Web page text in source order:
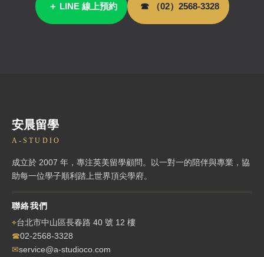
＋ LINE 線上預約 ☎ （02）2568-3328
安晨留學
A-STUDIO
成立於 2007 年，專注英美留學顧問。以一對一的陪伴與專業，協
助每一位學子順利踏上世界頂尖學府。
聯絡我們
⌖台北市中山區長春路 40 號 12 樓
☎02-2568-3328
✉service@a-studioco.com